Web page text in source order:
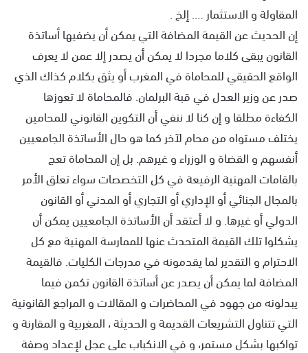
المقاولة و الاستثمار …. إلخ .
إن الحديث عن القيمة المضافة التي يمكن أن يضفيها أساتذة
القانون يبقى كلاما مجردا لا يمكن أن يصدر إلا عمن لا يعرف
الواقع الحقيقي للمحاماة في المغرب أو يثق بكلام كذاك الذي
صدر عن وزير العدل في قبة البرلمان. فالمحاماة لا تعوزها
الكفاءة مطلقا و إن كنا لا ننفي أن التكوين القانوني للمحامين
يختلف مستواه من محام لآخر كما هو حال الأساتذة الجامعيين
أنفسهم و القضاة و الوزراء و غيرهم. بل إن المحاماة تعج
بالقامات المهنية الرفيعة في كل التخصصات سواء تعلق الأمر
بالمجال الجنائي أو الإداري أو التجاري أو المدني أو القانون
الدولي أو غيرها. و لا أعتقد أن الأساتذة الجامعيين يمكن أن
يشكلوا تلك القيمة المتحدث عنها للممارسة المهنية مع كل
الاحترام و التقدير لما يقدمونه في مدرجات الكليات. فالقيمة
المضافة لما يمكن أن يصدر عن أساتذة القانون تكمن فيما
يبدلونه من جهود في المحاضرات و المقالات و المراجع القانونية
التي تتناول التشريعات القديمة و الحديثة ، المغربية و المقارنة و
تواكبها بشكل مستمر، و في الانكباب على عجل لإعداد وصفة